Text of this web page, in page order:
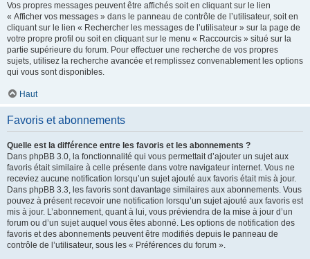
Vos propres messages peuvent être affichés soit en cliquant sur le lien
« Afficher vos messages » dans le panneau de contrôle de l’utilisateur, soit en
cliquant sur le lien « Rechercher les messages de l’utilisateur » sur la page de
votre propre profil ou soit en cliquant sur le menu « Raccourcis » situé sur la
partie supérieure du forum. Pour effectuer une recherche de vos propres
sujets, utilisez la recherche avancée et remplissez convenablement les options
qui vous sont disponibles.
Haut
Favoris et abonnements
Quelle est la différence entre les favoris et les abonnements ?
Dans phpBB 3.0, la fonctionnalité qui vous permettait d’ajouter un sujet aux
favoris était similaire à celle présente dans votre navigateur internet. Vous ne
receviez aucune notification lorsqu’un sujet ajouté aux favoris était mis à jour.
Dans phpBB 3.3, les favoris sont davantage similaires aux abonnements. Vous
pouvez à présent recevoir une notification lorsqu’un sujet ajouté aux favoris est
mis à jour. L’abonnement, quant à lui, vous préviendra de la mise à jour d’un
forum ou d’un sujet auquel vous êtes abonné. Les options de notification des
favoris et des abonnements peuvent être modifiés depuis le panneau de
contrôle de l’utilisateur, sous les « Préférences du forum ».